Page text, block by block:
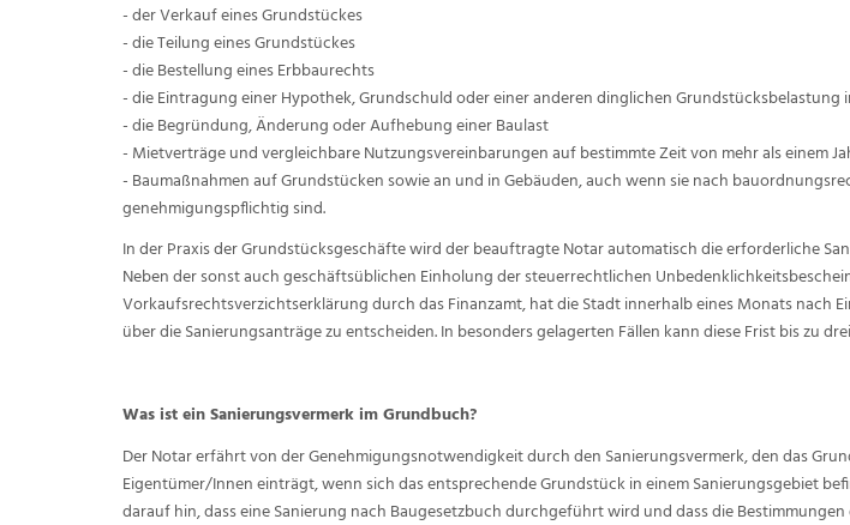
- der Verkauf eines Grundstückes
- die Teilung eines Grundstückes
- die Bestellung eines Erbbaurechts
- die Eintragung einer Hypothek, Grundschuld oder einer anderen dinglichen Grundstücksbelastung
- die Begründung, Änderung oder Aufhebung einer Baulast
- Mietverträge und vergleichbare Nutzungsvereinbarungen auf bestimmte Zeit von mehr als einem
- Baumaßnahmen auf Grundstücken sowie an und in Gebäuden, auch wenn sie nach
genehmigungspflichtig sind.
In der Praxis der Grundstücksgeschäfte wird der beauftragte Notar automatisch die erforderliche
Neben der sonst auch geschäftsüblichen Einholung der steuerrechtlichen
Vorkaufsrechtsverzichtserklärung durch das Finanzamt, hat die Stadt innerhalb eines Monats nach
über die Sanierungsanträge zu entscheiden. In besonders gelagerten Fällen kann diese Frist bis zu
Was ist ein Sanierungsvermerk im Grundbuch?
Der Notar erfährt von der Genehmigungsnotwendigkeit durch den Sanierungsvermerk, den das
Eigentümer/Innen einträgt, wenn sich das entsprechende Grundstück in einem Sanierungsgebiet
darauf hin, dass eine Sanierung nach Baugesetzbuch durchgeführt wird und dass die